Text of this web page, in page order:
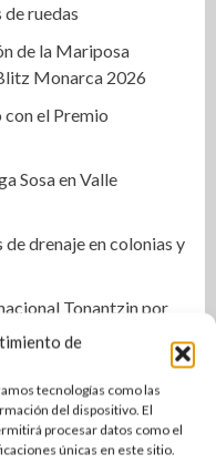
de
tecnologías como las
del dispositivo. El
procesar datos como el
únicas en este sitio.
de ruedas
de la Mariposa
Monarca 2026
el Premio
Sosa en Valle
drenaje en colonias y
Tonantzin por
la historia y la
para liderar el